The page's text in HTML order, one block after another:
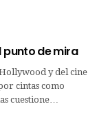
punto de mira
y del cine
cintas como
cuestione…